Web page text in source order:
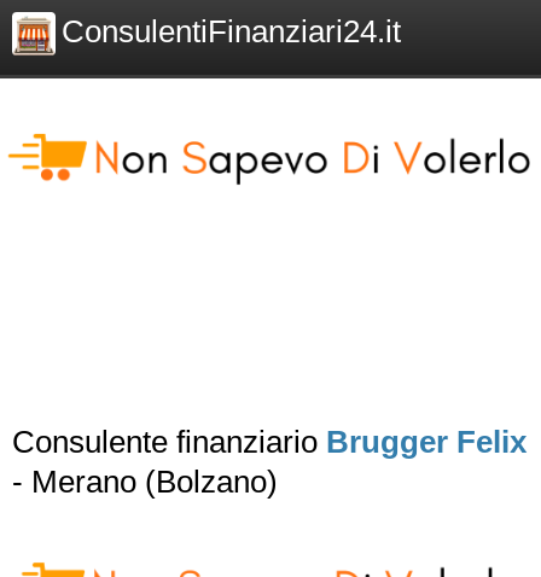
ConsulentiFinanziari24.it
Consulente finanziario Brugger Felix
- Merano (Bolzano)